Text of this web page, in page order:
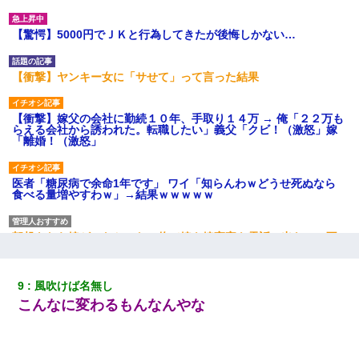
【驚愕】5000円でＪＫと行為してきたが後悔しかない…
【衝撃】ヤンキー女に「サせて」って言った結果
【衝撃】嫁父の会社に勤続１０年、手取り１４万 → 俺「２２万も
らえる会社から誘われた。転職したい」義父「クビ！（激怒」嫁
「離婚！（激怒」
医者「糖尿病で余命1年です」 ワイ「知らんわｗどうせ死ぬなら
食べる量増やすわｗ」→結果ｗｗｗｗｗ
朝起きたら嫁がいなかった。俺（嫁も嫁実家も電話に出ない…不
【修羅場】彼女親「カスな家柄のヤツなんかと家族になるのはご
めんだ」俺「じゃあ別れます…」→ 彼女「なんで言い返してくれ
9 風吹けば名無し
こんなに変わるもんなんやな